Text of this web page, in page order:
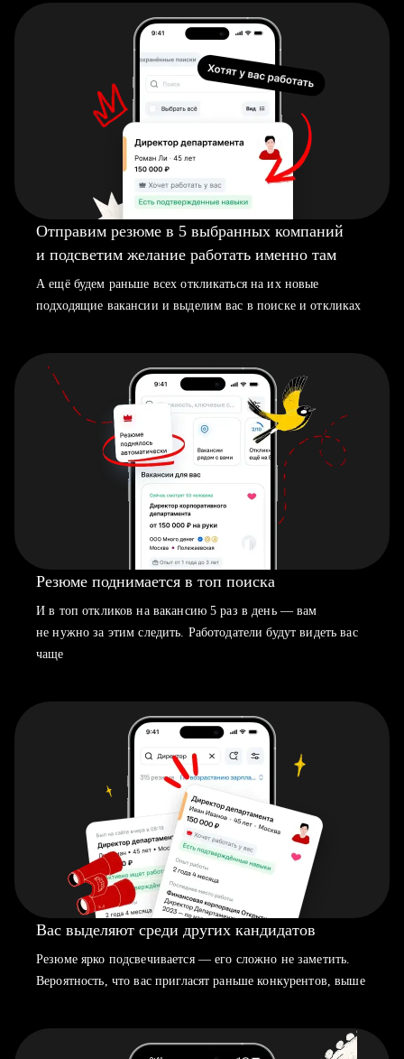
Отправим резюме в 5 выбранных компаний
и подсветим желание работать именно там
А ещё будем раньше всех откликаться на их новые
подходящие вакансии и выделим вас в поиске и откликах
Резюме поднимается в топ поиска
И в топ откликов на вакансию 5 раз в день — вам
не нужно за этим следить. Работодатели будут видеть вас
чаще
Вас выделяют среди других кандидатов
Резюме ярко подсвечивается — его сложно не заметить.
Вероятность, что вас пригласят раньше конкурентов, выше